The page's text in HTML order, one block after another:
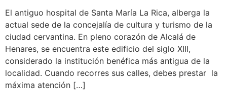
El antiguo hospital de Santa María La Rica, alberga la
actual sede de la concejalía de cultura y turismo de la
ciudad cervantina. En pleno corazón de Alcalá de
Henares, se encuentra este edificio del siglo XIII,
considerado la institución benéfica más antigua de la
localidad. Cuando recorres sus calles, debes prestar la
máxima atención […]